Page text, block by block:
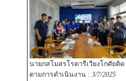
นายกสโมสรโรตารีเวียงโกศัยติด
ตามการดำเนินงาน : 3/7/2025